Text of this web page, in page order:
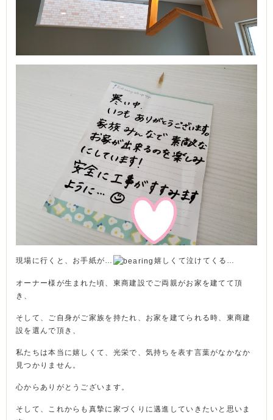
現場に行くと、お手紙が… 嬉しくて泣けてくる…
オーナー様が生まれた頃、東商建設でご両親がお家を建てて頂
き、
そして、ご自身がご家族を持たれ、お家を建てられる時、東商建
設を選んで頂き、
私たちは本当に嬉しくて、光栄で、気持ちを表す言葉がなかなか
見つかりません。
心からありがとうございます。
そして、これからも真摯に家づくりに邁進していきたいと思いま